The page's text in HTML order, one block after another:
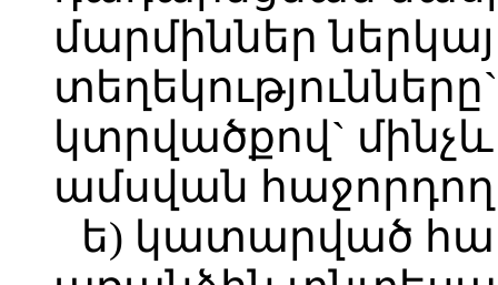
մարմիններ
կտրվածքով` մինչև
ամսվան
ե) կատարված